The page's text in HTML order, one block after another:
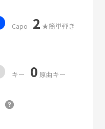
Capo 2 ★簡単弾き
キー 0 原曲キー